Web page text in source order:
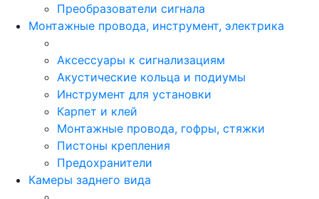
Преобразователи сигнала
Монтажные провода, инструмент, электрика
Аксессуары к сигнализациям
Акустические кольца и подиумы
Инструмент для установки
Карпет и клей
Монтажные провода, гофры, стяжки
Пистоны крепления
Предохранители
Камеры заднего вида